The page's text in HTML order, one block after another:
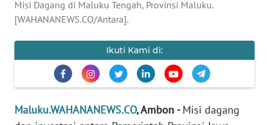
Misi Dagang di Maluku Tengah, Provinsi Maluku.
[WAHANANEWS.CO/Antara].
Ikuti Kami di:
Maluku.WAHANANEWS.CO, Ambon -Misi dagang
TENTANG
SIBER
REDAKSI